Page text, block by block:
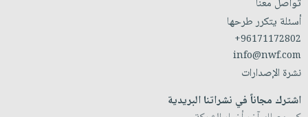
تواصل معنا
أسئلة يتكرر طرحها
+96171172802
info@nwf.com
نشرة الإصدارات
اشترك مجاناً في نشراتنا البريدية